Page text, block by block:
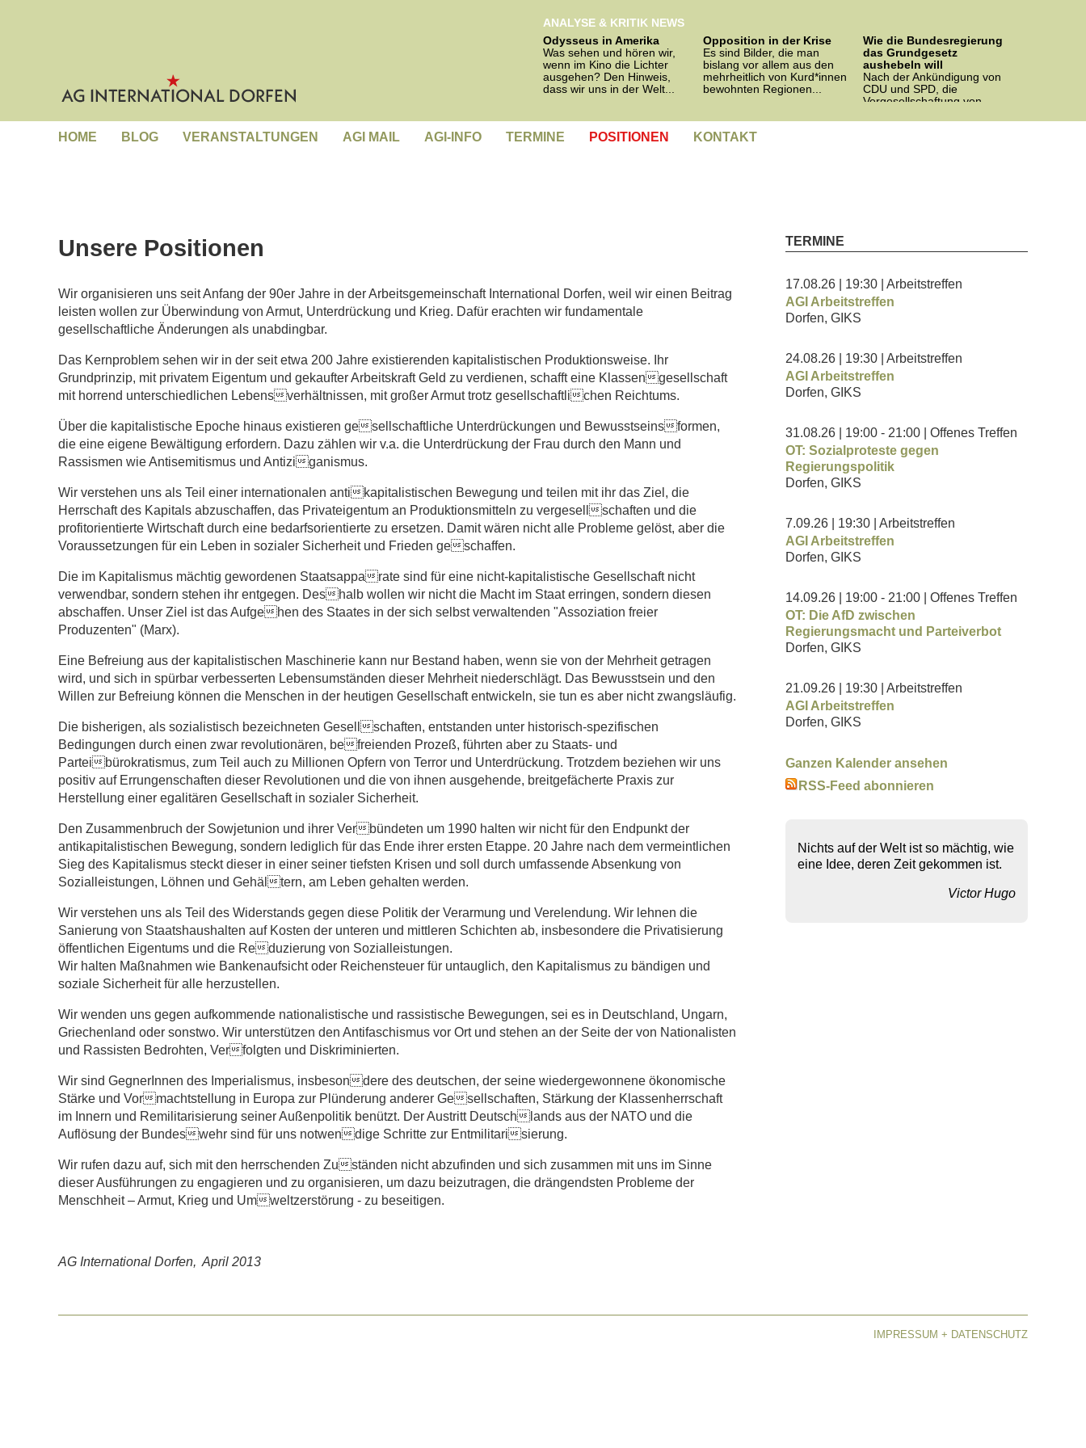
ANALYSE & KRITIK NEWS
Odysseus in Amerika
Was sehen und hören wir,
wenn im Kino die Lichter
ausgehen? Den Hinweis,
dass wir uns in der Welt...
Opposition in der Krise
Es sind Bilder, die man
bislang vor allem aus den
mehrheitlich von Kurd*innen
bewohnten Regionen...
Wie die Bundesregierung
das Grundgesetz
aushebeln will
Nach der Ankündigung von
CDU und SPD, die
Vergesellschaftung von
Bundesebene...
HOME BLOG VERANSTALTUNGEN AGI MAIL AGI-INFO TERMINE POSITIONEN KONTAKT
Unsere Positionen
Wir organisieren uns seit Anfang der 90er Jahre in der Arbeitsgemeinschaft International Dorfen, weil wir einen Beitrag
leisten wollen zur Überwindung von Armut, Unterdrückung und Krieg. Dafür erachten wir fundamentale
gesellschaftliche Änderungen als unabdingbar.
Das Kernproblem sehen wir in der seit etwa 200 Jahre existierenden kapitalistischen Produktionsweise. Ihr
Grundprinzip, mit privatem Eigentum und gekaufter Arbeitskraft Geld zu verdienen, schafft eine Klassengesellschaft
mit horrend unterschiedlichen Lebensverhältnissen, mit großer Armut trotz gesellschaftlichen Reichtums.
Über die kapitalistische Epoche hinaus existieren gesellschaftliche Unterdrückungen und Bewusstseinsformen,
die eine eigene Bewältigung erfordern. Dazu zählen wir v.a. die Unterdrückung der Frau durch den Mann und
Rassismen wie Antisemitismus und Antiziganismus.
Wir verstehen uns als Teil einer internationalen antikapitalistischen Bewegung und teilen mit ihr das Ziel, die
Herrschaft des Kapitals abzuschaffen, das Privateigentum an Produktionsmitteln zu vergesellschaften und die
profitorientierte Wirtschaft durch eine bedarfsorientierte zu ersetzen. Damit wären nicht alle Probleme gelöst, aber die
Voraussetzungen für ein Leben in sozialer Sicherheit und Frieden geschaffen.
Die im Kapitalismus mächtig gewordenen Staatsapparate sind für eine nicht-kapitalistische Gesellschaft nicht
verwendbar, sondern stehen ihr entgegen. Deshalb wollen wir nicht die Macht im Staat erringen, sondern diesen
abschaffen. Unser Ziel ist das Aufgehen des Staates in der sich selbst verwaltenden "Assoziation freier
Produzenten" (Marx).
Eine Befreiung aus der kapitalistischen Maschinerie kann nur Bestand haben, wenn sie von der Mehrheit getragen
wird, und sich in spürbar verbesserten Lebensumständen dieser Mehrheit niederschlägt. Das Bewusstsein und den
Willen zur Befreiung können die Menschen in der heutigen Gesellschaft entwickeln, sie tun es aber nicht zwangsläufig.
Die bisherigen, als sozialistisch bezeichneten Gesellschaften, entstanden unter historisch-spezifischen
Bedingungen durch einen zwar revolutionären, befreienden Prozeß, führten aber zu Staats- und
Parteibürokratismus, zum Teil auch zu Millionen Opfern von Terror und Unterdrückung. Trotzdem beziehen wir uns
positiv auf Errungenschaften dieser Revolutionen und die von ihnen ausgehende, breitgefächerte Praxis zur
Herstellung einer egalitären Gesellschaft in sozialer Sicherheit.
Den Zusammenbruch der Sowjetunion und ihrer Verbündeten um 1990 halten wir nicht für den Endpunkt der
antikapitalistischen Bewegung, sondern lediglich für das Ende ihrer ersten Etappe. 20 Jahre nach dem vermeintlichen
Sieg des Kapitalismus steckt dieser in einer seiner tiefsten Krisen und soll durch umfassende Absenkung von
Sozialleistungen, Löhnen und Gehältern, am Leben gehalten werden.
Wir verstehen uns als Teil des Widerstands gegen diese Politik der Verarmung und Verelendung. Wir lehnen die
Sanierung von Staatshaushalten auf Kosten der unteren und mittleren Schichten ab, insbesondere die Privatisierung
öffentlichen Eigentums und die Reduzierung von Sozialleistungen.
Wir halten Maßnahmen wie Bankenaufsicht oder Reichensteuer für untauglich, den Kapitalismus zu bändigen und
soziale Sicherheit für alle herzustellen.
Wir wenden uns gegen aufkommende nationalistische und rassistische Bewegungen, sei es in Deutschland, Ungarn,
Griechenland oder sonstwo. Wir unterstützen den Antifaschismus vor Ort und stehen an der Seite der von Nationalisten
und Rassisten Bedrohten, Verfolgten und Diskriminierten.
Wir sind GegnerInnen des Imperialismus, insbesondere des deutschen, der seine wiedergewonnene ökonomische
Stärke und Vormachtstellung in Europa zur Plünderung anderer Gesellschaften, Stärkung der Klassenherrschaft
im Innern und Remilitarisierung seiner Außenpolitik benützt. Der Austritt Deutschlands aus der NATO und die
Auflösung der Bundeswehr sind für uns notwendige Schritte zur Entmilitarisierung.
Wir rufen dazu auf, sich mit den herrschenden Zuständen nicht abzufinden und sich zusammen mit uns im Sinne
dieser Ausführungen zu engagieren und zu organisieren, um dazu beizutragen, die drängendsten Probleme der
Menschheit – Armut, Krieg und Umweltzerstörung - zu beseitigen.
AG International Dorfen, April 2013
TERMINE
17.08.26 | 19:30
| Arbeitstreffen
AGI Arbeitstreffen
Dorfen, GIKS
24.08.26 | 19:30
| Arbeitstreffen
AGI Arbeitstreffen
Dorfen, GIKS
31.08.26 | 19:00 - 21:00
| Offenes Treffen
OT: Sozialproteste gegen
Regierungspolitik
Dorfen, GIKS
7.09.26 | 19:30
| Arbeitstreffen
AGI Arbeitstreffen
Dorfen, GIKS
14.09.26 | 19:00 - 21:00
| Offenes Treffen
OT: Die AfD zwischen
Regierungsmacht und Parteiverbot
Dorfen, GIKS
21.09.26 | 19:30
| Arbeitstreffen
AGI Arbeitstreffen
Dorfen, GIKS
Ganzen Kalender ansehen
RSS-Feed abonnieren
Nichts auf der Welt ist so mächtig, wie
eine Idee, deren Zeit gekommen ist.
Victor Hugo
IMPRESSUM + DATENSCHUTZ